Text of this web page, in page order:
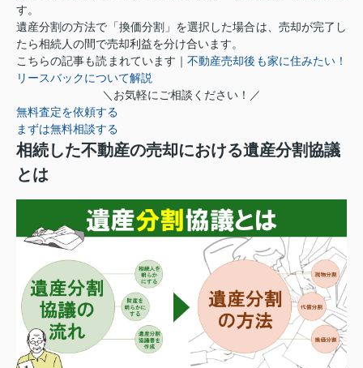
す。
遺産分割の方法で「換価分割」を選択した場合は、売却が完了し
たら相続人の間で売却利益を分け合います。
こちらの記事も読まれています｜不動産売却後も家に住みたい！
リースバックについて解説
＼お気軽にご相談ください！／
無料査定を依頼する
まずは無料相談する
相続した不動産の売却における遺産分割協議
とは